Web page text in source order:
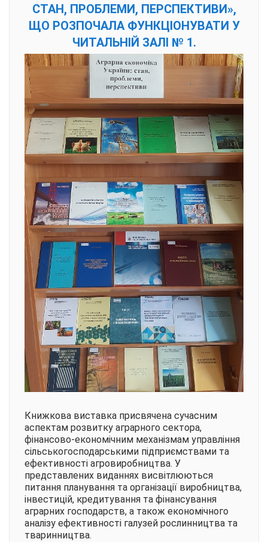
СТАН, ПРОБЛЕМИ, ПЕРСПЕКТИВИ»,
ЩО РОЗПОЧАЛА ФУНКЦІОНУВАТИ У
ЧИТАЛЬНІЙ ЗАЛІ № 1.
Книжкова виставка присвячена сучасним
аспектам розвитку аграрного сектора,
фінансово-економічним механізмам управління
сільськогосподарськими підприємствами та
ефективності агровиробництва. У
представлених виданнях висвітлюються
питання планування та організації виробництва,
інвестицій, кредитування та фінансування
аграрних господарств, а також економічного
аналізу ефективності галузей рослинництва та
тваринництва.